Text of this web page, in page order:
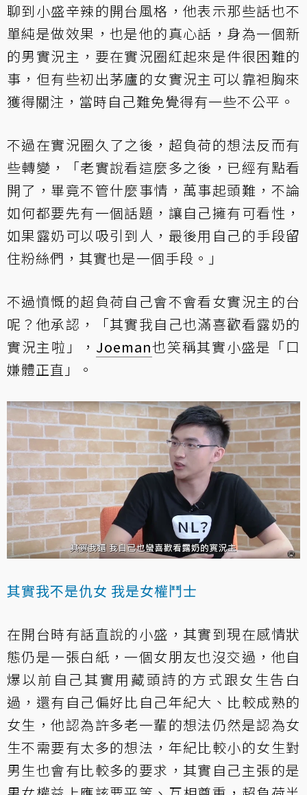
聊到小盛辛辣的開台風格，他表示那些話也不
單純是做效果，也是他的真心話，身為一個新
的男實況主，要在實況圈紅起來是件很困難的
事，但有些初出茅廬的女實況主可以靠袒胸來
獲得關注，當時自己難免覺得有一些不公平。
不過在實況圈久了之後，超負荷的想法反而有
些轉變，「老實說看這麼多之後，已經有點看
開了，畢竟不管什麼事情，萬事起頭難，不論
如何都要先有一個話題，讓自己擁有可看性，
如果露奶可以吸引到人，最後用自己的手段留
住粉絲們，其實也是一個手段。」
不過憤慨的超負荷自己會不會看女實況主的台
呢？他承認，「其實我自己也滿喜歡看露奶的
實況主啦」， Joeman也笑稱其實小盛是「口
嫌體正直」。
其實我不是仇女 我是女權鬥士
在開台時有話直說的小盛，其實到現在感情狀
態仍是一張白紙，一個女朋友也沒交過，他自
爆以前自己其實用藏頭詩的方式跟女生告白
過，還有自己偏好比自己年紀大、比較成熟的
女生，他認為許多老一輩的想法仍然是認為女
生不需要有太多的想法，年紀比較小的女生對
男生也會有比較多的要求，其實自己主張的是